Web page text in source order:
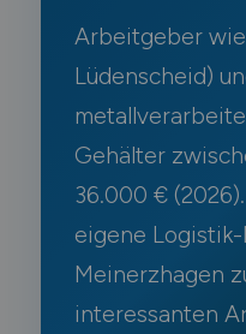
Arbeitgeber
Lüdenscheid)
Gehälter
36.000 €
eigene
Meinerzhagen
interessanten